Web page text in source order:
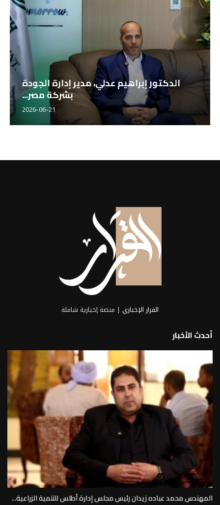
الدكتور إبراهيم عدلي، مدير إدارة الجودة
بشركة مصر...
2026-06-21
القرار الإخباري | منصة إخبارية شاملة
أحدث الأخبار
المهندس محمد عباده زيدان رئيس مجلس إدارة أطلس للتنمية الزراعية...